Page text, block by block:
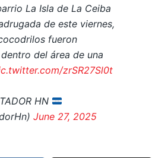
La Isla de La Ceiba
de este viernes,
fueron
del área de una
zrSR27Sl0t
HN
June 27, 2025